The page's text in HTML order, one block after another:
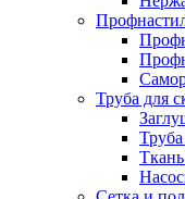
Труба для